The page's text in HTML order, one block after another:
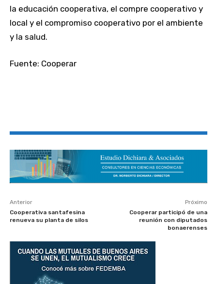
la educación cooperativa, el compre cooperativo y
local y el compromiso cooperativo por el ambiente
y la salud.
Fuente: Cooperar
Anterior
Cooperativa santafesina
renueva su planta de silos
Próximo
Cooperar participó de una
reunión con diputados
bonaerenses